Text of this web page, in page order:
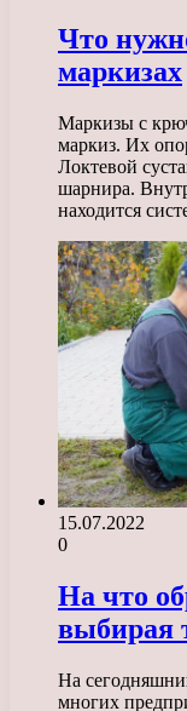
Что
маркизах
Маркизы с
маркиз. Их
Локтевой
шарнира.
находится
15.07.2022
0
На что
выбирая
На
многих